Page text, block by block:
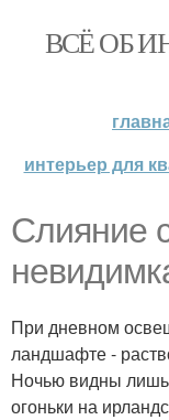
ВСЁ ОБ
интерьер для
Слияние
При дневном
ландшафте -
Ночью видны
огоньки на